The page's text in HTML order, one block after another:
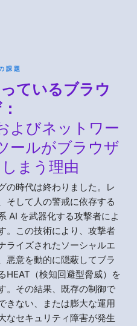
課題
ているブラウ
よびネットワー
ールがブラウザ
まう理由
の時代は終わりました。レ
そして人の警戒に依存する
AI を武器化する攻撃者によ
。この技術により、攻撃者
ライズされたソーシャルエ
悪意を動的に隠蔽してブラ
HEAT（検知回避型脅威）を
。その結果、既存の制御で
きない、または膨大な運用
なセキュリティ障害が発生